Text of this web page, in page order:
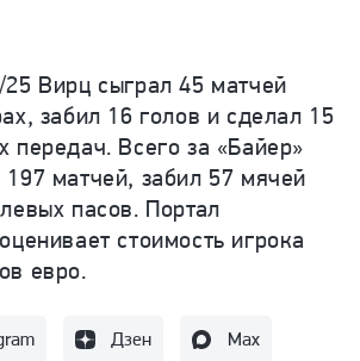
/25 Вирц сыграл 45 матчей
забил 16 голов и сделал 15
передач. Всего за «Байер»
матчей, забил 57 мячей
пасов. Портал
стоимость игрока
евро.
Дзен Max